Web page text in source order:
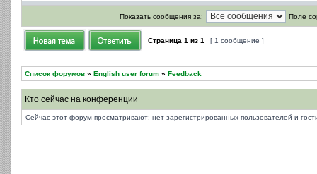
Показать сообщения за: Поле
Страница 1 из 1 [ 1 сообщение ]
Список форумов » English user forum » Feedback
Кто сейчас на конференции
Сейчас этот форум просматривают: нет зарегистрированных пользователей и